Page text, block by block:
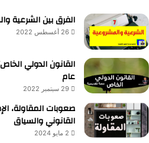
الفرق بين الشرعية
26 أغسطس 2022
القانون الدولي
عام
29 سبتمبر 2022
صعوبات المقاولة،
القانوني والسياق
2 مايو 2024